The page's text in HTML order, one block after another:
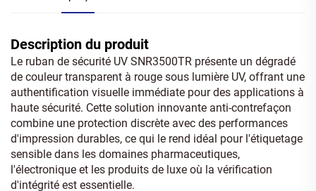
Description du produit
Le ruban de sécurité UV SNR3500TR présente un dégradé
de couleur transparent à rouge sous lumière UV, offrant une
authentification visuelle immédiate pour des applications à
haute sécurité. Cette solution innovante anti-contrefaçon
combine une protection discrète avec des performances
d'impression durables, ce qui le rend idéal pour l'étiquetage
sensible dans les domaines pharmaceutiques,
l'électronique et les produits de luxe où la vérification
d'intégrité est essentielle.